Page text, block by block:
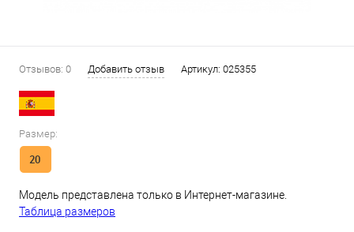
Отзывов: 0 Добавить отзыв Артикул: 025355
Размер:
20
Модель представлена только в Интернет-магазине.
Таблица размеров